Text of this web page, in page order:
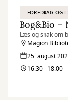
FOREDRAG OG
Bog&Bio –
Læs og snak om
Magion
25. august
16:30 - 18:00